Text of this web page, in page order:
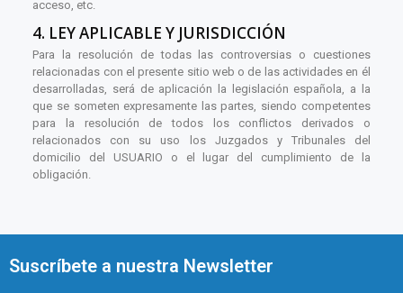
acceso, etc.
4. LEY APLICABLE Y JURISDICCIÓN
Para la resolución de todas las controversias o cuestiones
relacionadas con el presente sitio web o de las actividades en él
desarrolladas, será de aplicación la legislación española, a la
que se someten expresamente las partes, siendo competentes
para la resolución de todos los conflictos derivados o
relacionados con su uso los Juzgados y Tribunales del
domicilio del USUARIO o el lugar del cumplimiento de la
obligación.
Suscríbete a nuestra Newsletter